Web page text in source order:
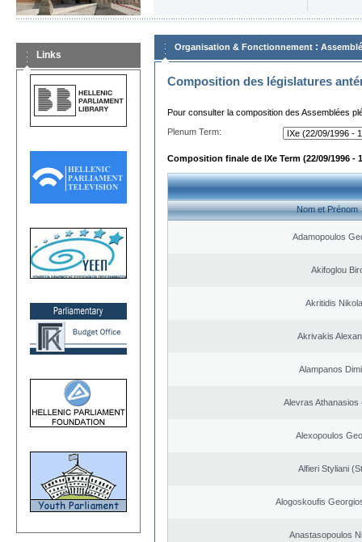
Links
Organisation & Fonctionnement :
Composition des législatures
Pour consulter la composition des Assemblées
Plenum Term:
Composition finale de IXe Term (22/09/1996 -
Nom et Prénom
Adamopoulos
Akifoglou
Akritidis
Akrivakis
Alampanos
Alevras Athanasios
Alexopoulos
Alfieri Styliani
Alogoskoufis
Anastasopoulos